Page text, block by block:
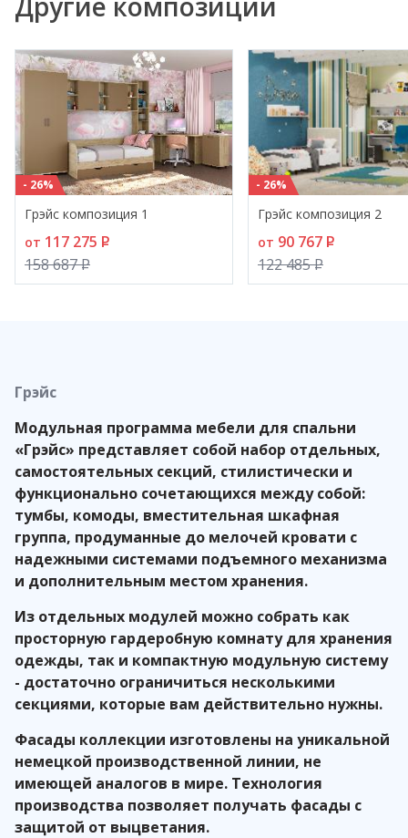
- 26%
Грэйс композиция 1
от 117 275 P
158 687P
- 26%
Грэйс композиция 2
от 90 767 P
122 485P
Грэйс
Модульная программа мебели для спальни
«Грэйс» представляет собой набор отдельных,
самостоятельных секций, стилистически и
функционально сочетающихся между собой:
тумбы, комоды, вместительная шкафная
группа, продуманные до мелочей кровати с
надежными системами подъемного механизма
и дополнительным местом хранения.
Из отдельных модулей можно собрать как
просторную гардеробную комнату для хранения
одежды, так и компактную модульную систему
- достаточно ограничиться несколькими
секциями, которые вам действительно нужны.
Фасады коллекции изготовлены на уникальной
немецкой производственной линии, не
имеющей аналогов в мире. Технология
производства позволяет получать фасады с
защитой от выцветания.